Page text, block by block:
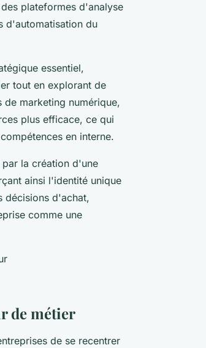
plateformes d'analyse
d'automatisation du
essentiel,
tout en explorant de
de marketing numérique,
plus efficace, ce qui
en interne.
la création d'une
ainsi l'identité unique
décisions d'achat,
comme une
de métier
de se recentrer